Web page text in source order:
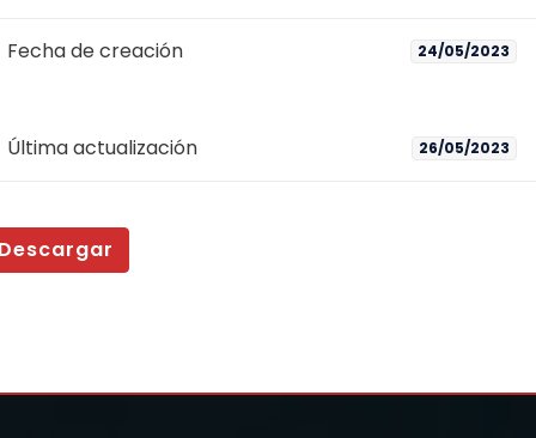
Fecha de creación 24/05/2023
Última actualización 26/05/2023